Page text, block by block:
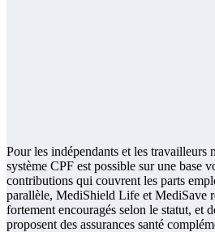
Pour les indépendants et les travailleurs
système CPF est possible sur une base
contributions qui couvrent les parts
parallèle, MediShield Life et MediSave
fortement encouragés selon le statut, et
proposent des assurances santé